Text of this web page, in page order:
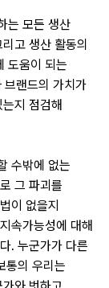
는 모든 생산
고 생산 활동의
도움이 되는
브랜드의 가치가
지 점검해
수밖에 없는
그 파괴를
이 없을지
속가능성에 대해
. 누군가가 다른
통의 우리는